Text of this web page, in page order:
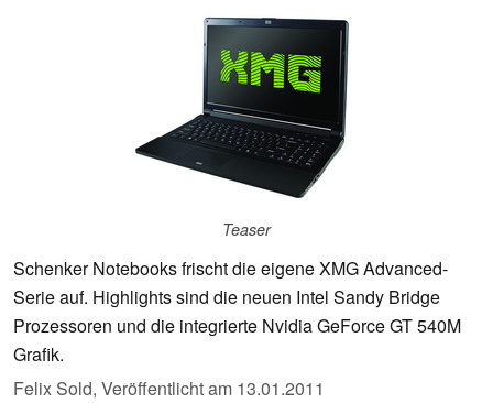
Teaser
Schenker Notebooks frischt die eigene XMG Advanced-
Serie auf. Highlights sind die neuen Intel Sandy Bridge
Prozessoren und die integrierte Nvidia GeForce GT 540M
Grafik.
Felix Sold, Veröffentlicht am 13.01.2011